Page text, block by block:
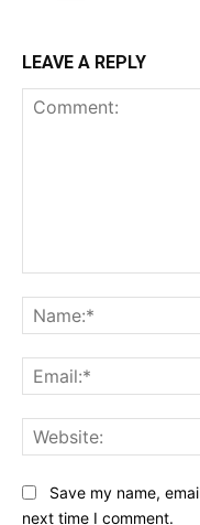
LEAVE A REPLY
Save my name,
next time I comment.